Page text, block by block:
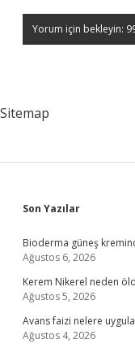
Sitemap
Sidebar
Son Yazılar
Bioderma güneş
Ağustos 6, 2026
Kerem Nikerel neden
Ağustos 5, 2026
Avans faizi nelere
Ağustos 4, 2026